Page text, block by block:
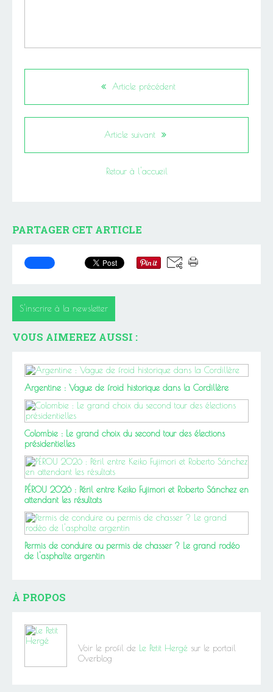
Article précédent
Article suivant
Retour à l'accueil
PARTAGER CET ARTICLE
S'inscrire à la newsletter
VOUS AIMEREZ AUSSI :
Argentine : Vague de froid historique dans la Cordillère
Colombie : Le grand choix du second tour des élections
présidentielles
PÉROU 2026 : Péril entre Keiko Fujimori et Roberto Sánchez en
attendant les résultats
Permis de conduire ou permis de chasser ? Le grand rodéo
de l'asphalte argentin
À PROPOS
Voir le profil de Le Petit Hergé sur le portail
Overblog